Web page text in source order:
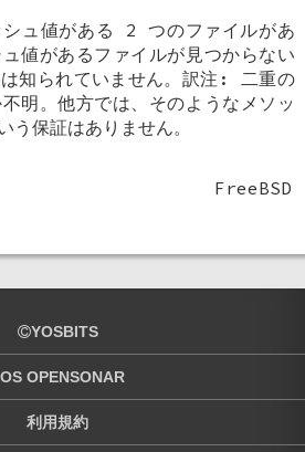
シュ値がある 2 つのファイルがあ
値があるファイルが見つからない
知られていません。訳注: 二重の
明。他方では、そのようなメソッ
う保証はありません。
FreeBSD
YOSBITS
OPENSONAR
利用規約